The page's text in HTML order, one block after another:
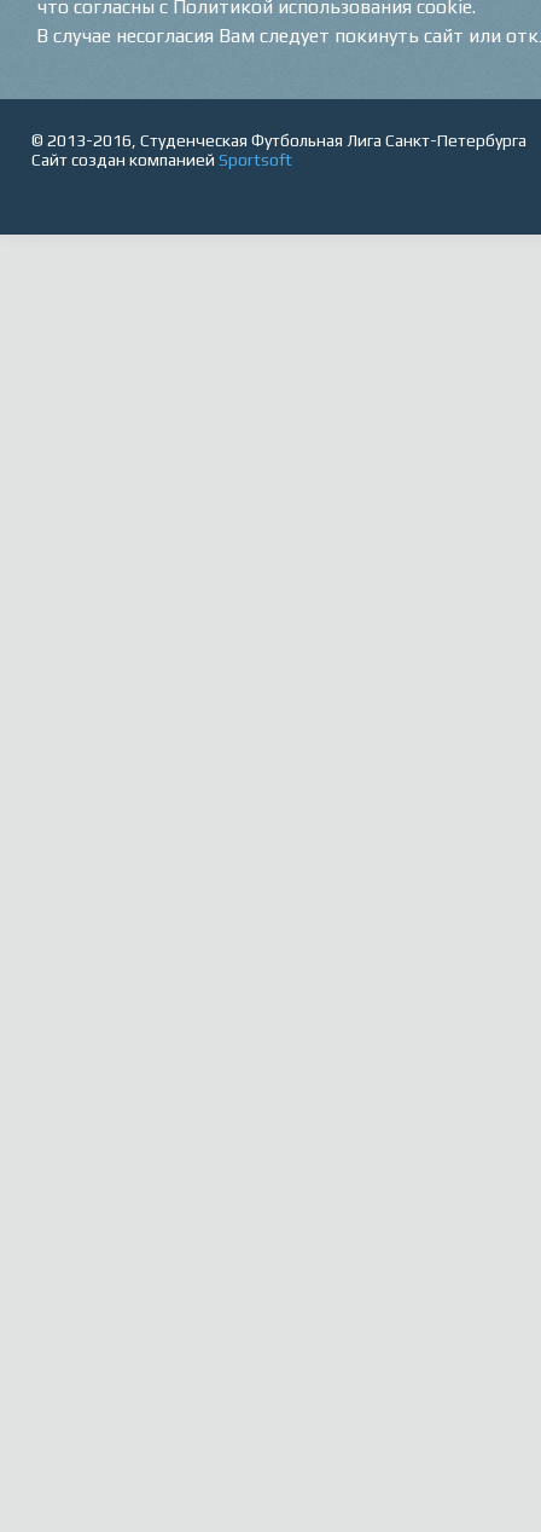
© 2013-2016, Студенческая Футбольная Лига Санкт-Петербурга
Сайт создан компанией Sportsoft
что согласны с Политикой использования cookie.
В случае несогласия Вам следует покинуть сайт или